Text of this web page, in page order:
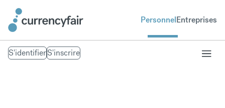
PersonnelEntreprises
S'identifierS'inscrire